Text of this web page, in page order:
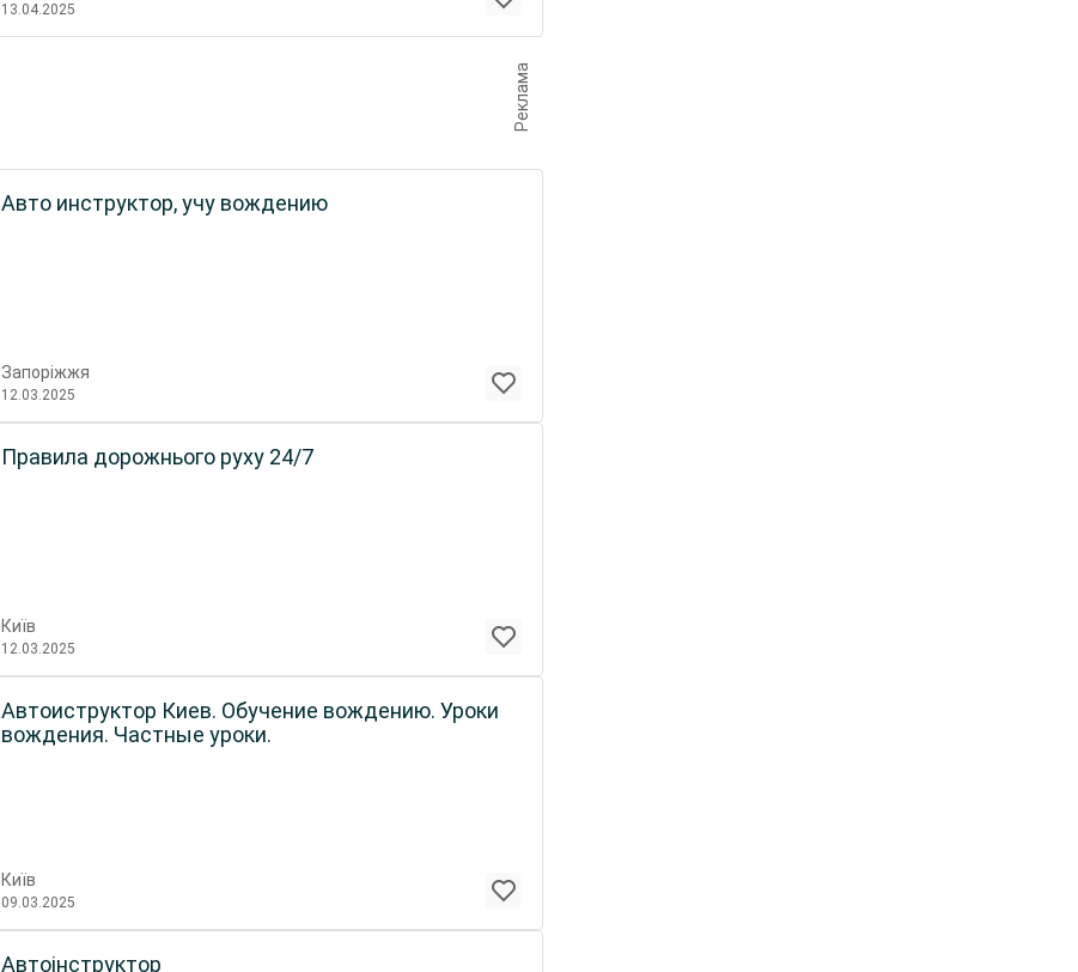
13.04.2025
Реклама
Авто инструктор, учу вождению
Запоріжжя
12.03.2025
Правила дорожнього руху 24/7
Київ
12.03.2025
Автоиструктор Киев. Обучение вождению. Уроки
вождения. Частные уроки.
Київ
09.03.2025
Автоінструктор